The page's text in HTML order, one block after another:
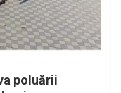
poluării